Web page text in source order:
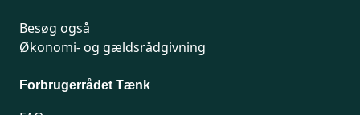
Besøg også
Økonomi- og gældsrådgivning
Forbrugerrådet Tænk